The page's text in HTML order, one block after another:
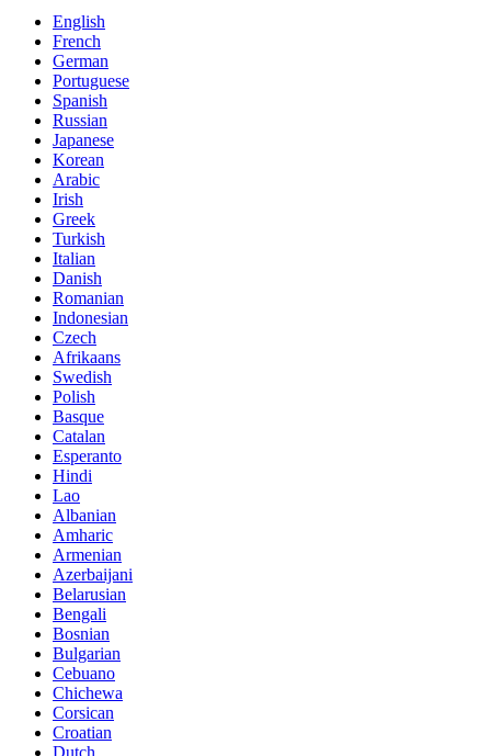
English
French
German
Portuguese
Spanish
Russian
Japanese
Korean
Arabic
Irish
Greek
Turkish
Italian
Danish
Romanian
Indonesian
Czech
Afrikaans
Swedish
Polish
Basque
Catalan
Esperanto
Hindi
Lao
Albanian
Amharic
Armenian
Azerbaijani
Belarusian
Bengali
Bosnian
Bulgarian
Cebuano
Chichewa
Corsican
Croatian
Dutch